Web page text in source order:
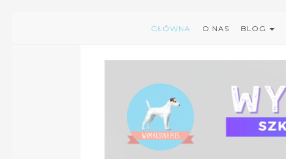
GŁÓWNA O NAS BLOG